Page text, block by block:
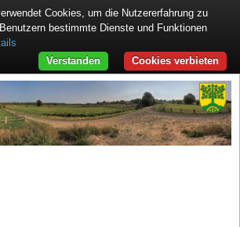
Cookies, um die Nutzererfahrung zu
bestimmte Dienste und Funktionen
Cookies verbieten
Verstanden